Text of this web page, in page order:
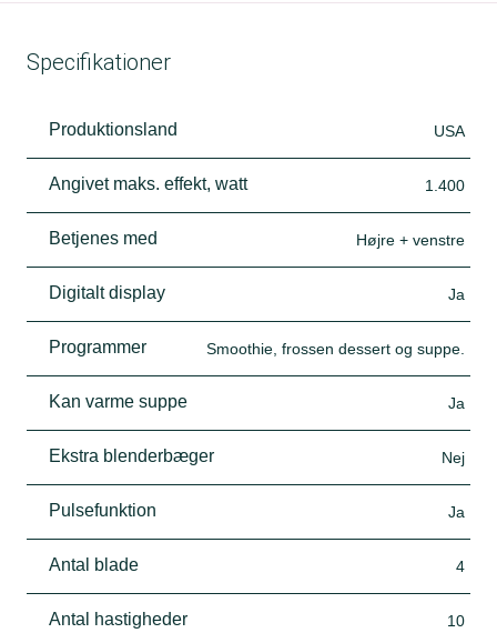
Specifikationer
Produktionsland USA
Angivet maks. effekt, watt 1.400
Betjenes med Højre + venstre
Digitalt display Ja
Programmer Smoothie, frossen dessert og suppe.
Kan varme suppe Ja
Ekstra blenderbæger Nej
Pulsefunktion Ja
Antal blade 4
Antal hastigheder 10